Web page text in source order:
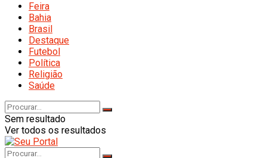
Feira
Bahia
Brasil
Destaque
Futebol
Política
Religião
Saúde
Sem resultado
Ver todos os resultados